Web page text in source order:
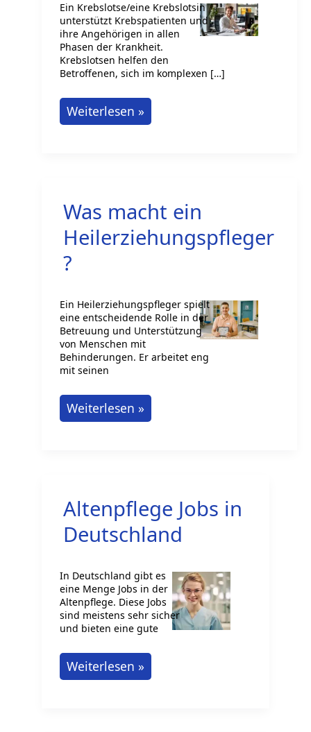
Ein Krebslotse/eine Krebslotsin
unterstützt Krebspatienten und
ihre Angehörigen in allen
Phasen der Krankheit.
Krebslotsen helfen den
Betroffenen, sich im komplexen […]
Was
macht
Weiterlesen »
Was macht ein
Heilerziehungspfleger
?
Ein Heilerziehungspfleger spielt
eine entscheidende Rolle in der
Betreuung und Unterstützung
von Menschen mit
Behinderungen. Er arbeitet eng
mit seinen
Was
macht
Weiterlesen »
Altenpflege Jobs in
Deutschland
In Deutschland gibt es
eine Menge Jobs in der
Altenpflege. Diese Jobs
sind meistens sehr sicher
und bieten eine gute
Altenpflege
Jobs
Weiterlesen »